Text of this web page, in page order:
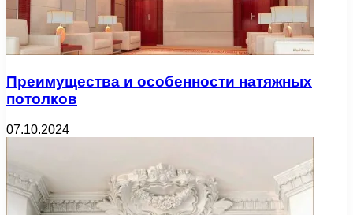
Преимущества и особенности натяжных
потолков
07.10.2024